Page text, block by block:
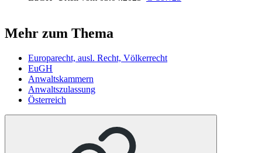
Mehr zum Thema
Europarecht, ausl. Recht, Völkerrecht
EuGH
Anwaltskammern
Anwaltszulassung
Österreich